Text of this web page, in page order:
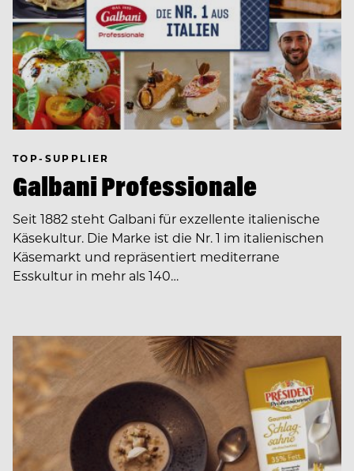
TOP-SUPPLIER
Galbani Professionale
Seit 1882 steht Galbani für exzellente italienische
Käsekultur. Die Marke ist die Nr. 1 im italienischen
Käsemarkt und repräsentiert mediterrane
Esskultur in mehr als 140…